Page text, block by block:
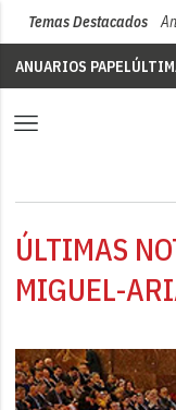
Temas Destacados
ANUARIOS PAPEL
ÚLTIMAS
MIGUEL-